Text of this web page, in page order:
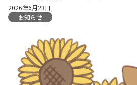
2026年6月23日
お知らせ